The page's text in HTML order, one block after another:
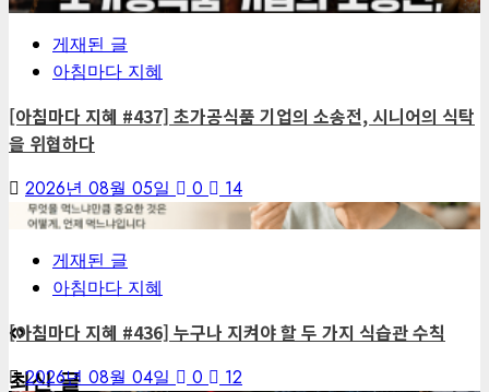
최신 글
게재된 글
아침마다 지혜
[아침마다 지혜 #437] 초가공식품 기업의 소송전, 시니어의 식탁
을 위협하다
2026년 08월 05일 0
14
게재된 글
아침마다 지혜
[아침마다 지혜 #436] 누구나 지켜야 할 두 가지 식습관 수칙
2026년 08월 04일 0 12